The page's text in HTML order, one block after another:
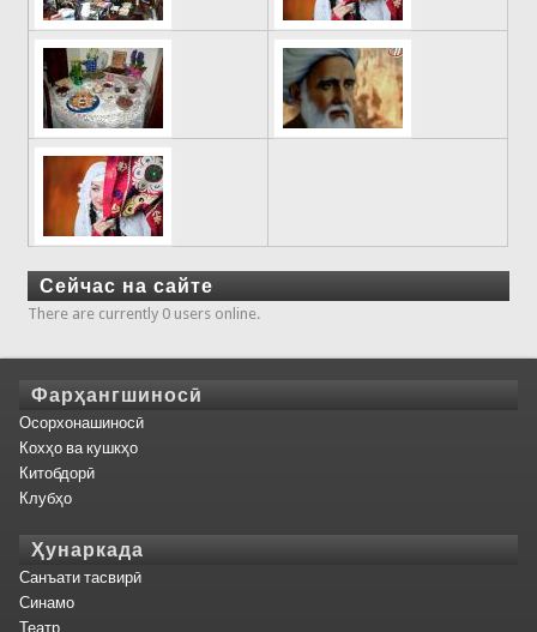
Сейчас на сайте
There are currently 0 users online.
Фарҳангшиносӣ
Осорхонашиносӣ
Кохҳо ва кушкҳо
Китобдорӣ
Клубҳо
Ҳунаркада
Санъати тасвирӣ
Синамо
Театр